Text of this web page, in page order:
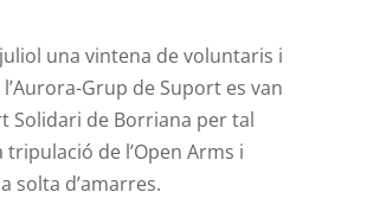
una vintena de voluntaris i
Grup de Suport es van
Solidari de Borriana per tal
tripulació de l’Open Arms i
solta d’amarres.